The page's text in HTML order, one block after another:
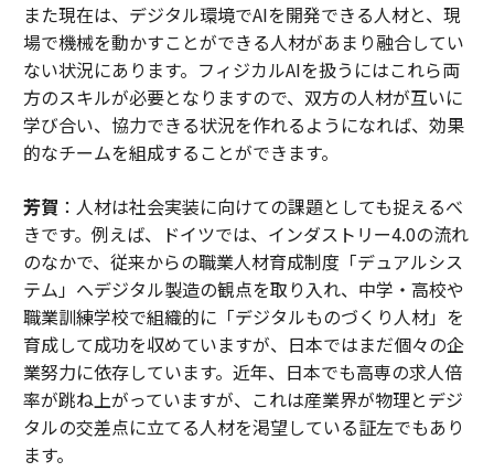
また現在は、デジタル環境でAIを開発できる人材と、現
場で機械を動かすことができる人材があまり融合してい
ない状況にあります。フィジカルAIを扱うにはこれら両
方のスキルが必要となりますので、双方の人材が互いに
学び合い、協力できる状況を作れるようになれば、効果
的なチームを組成することができます。
芳賀 ：人材は社会実装に向けての課題としても捉えるべ
きです。例えば、ドイツでは、インダストリー4.0の流れ
のなかで、従来からの職業人材育成制度「デュアルシス
テム」へデジタル製造の観点を取り入れ、中学・高校や
職業訓練学校で組織的に「デジタルものづくり人材」を
育成して成功を収めていますが、日本ではまだ個々の企
業努力に依存しています。近年、日本でも高専の求人倍
率が跳ね上がっていますが、これは産業界が物理とデジ
タルの交差点に立てる人材を渇望している証左でもあり
ます。